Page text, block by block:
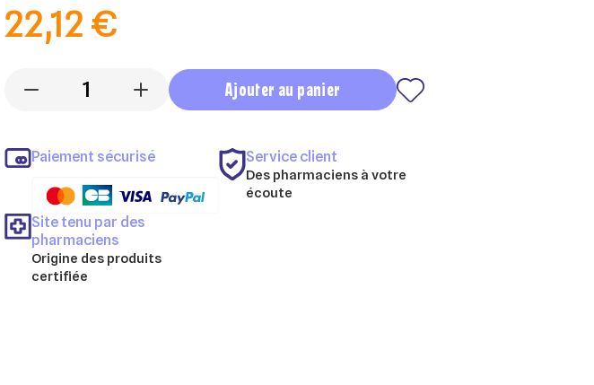
22,12 €
- + Ajouter au panier
Paiement sécurisé Service client
Des pharmaciens à votre
écoute
Site tenu par des
pharmaciens
Origine des produits
certifiée